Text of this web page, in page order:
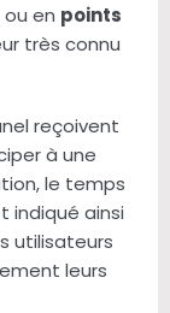
ou en points
très connu
reçoivent
à une
le temps
indiqué ainsi
utilisateurs
leurs